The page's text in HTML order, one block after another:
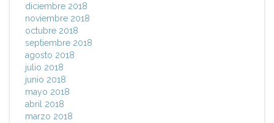
diciembre 2018
noviembre 2018
octubre 2018
septiembre 2018
agosto 2018
julio 2018
junio 2018
mayo 2018
abril 2018
marzo 2018